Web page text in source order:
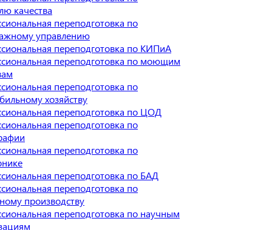
качества
переподготовка по
управлению
переподготовка по КИПиА
переподготовка по моющим
переподготовка по
хозяйству
переподготовка по ЦОД
переподготовка по
переподготовка по
переподготовка по БАД
переподготовка по
производству
переподготовка по научным